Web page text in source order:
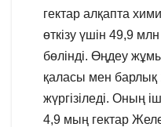
гектар алқапта
өткізу үшін 49,9
бөлінді. Өңдеу
қаласы мен барлық
жүргізіледі. Оның
4,9 мың гектар